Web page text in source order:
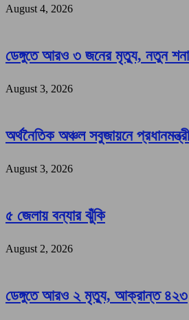
August 4, 2026
ডেঙ্গুতে আরও ৩ জনের মৃত্যু, নতুন
August 3, 2026
অর্থনৈতিক অঞ্চল সবুজায়নে
August 3, 2026
৫ জেলায় বন্যার ঝুঁকি
August 2, 2026
ডেঙ্গুতে আরও ২ মৃত্যু, আক্রান্ত ৪২৩